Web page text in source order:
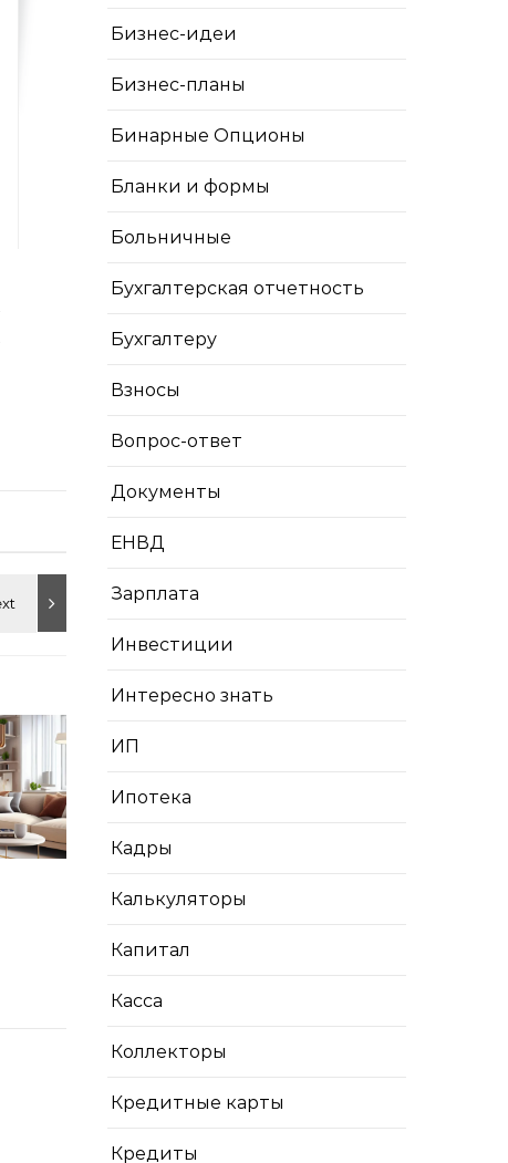
Бизнес-идеи
Бизнес-планы
Бинарные Опционы
Бланки и формы
Больничные
Бухгалтерская отчетность
Бухгалтеру
Взносы
Вопрос-ответ
Документы
ЕНВД
Зарплата
Инвестиции
Интересно знать
ИП
Ипотека
Кадры
Калькуляторы
Капитал
Касса
Коллекторы
Кредитные карты
Кредиты